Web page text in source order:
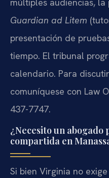
Guardian ad Litem
presentación de
tiempo. El tribunal
calendario. Para
comuníquese con Law
437-7747.
¿Necesito un abogado
compartida en
Si bien Virginia no